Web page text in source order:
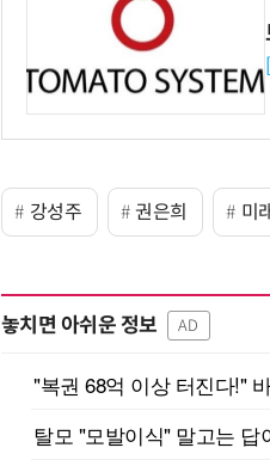
강성주 권은희 미
놓치면 아쉬운 정보 AD